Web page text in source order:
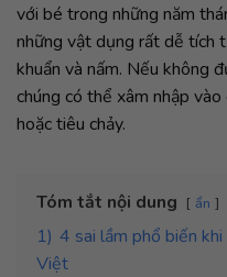
với bé trong những năm
những vật dụng rất dễ tích
khuẩn và nấm. Nếu không
chúng có thể xâm nhập
hoặc tiêu chảy.
Tóm tắt nội dung ẩn
1) 4 sai lầm phổ biến
Việt